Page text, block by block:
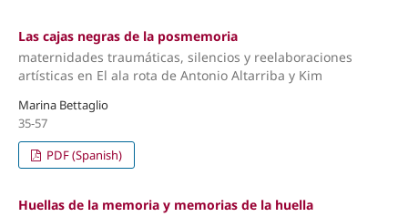
Las cajas negras de la posmemoria
maternidades traumáticas, silencios y reelaboraciones
artísticas en El ala rota de Antonio Altarriba y Kim
Marina Bettaglio
35-57
PDF (Spanish)
Huellas de la memoria y memorias de la huella